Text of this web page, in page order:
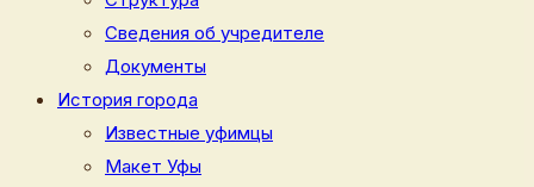
Сведения об учредителе
Документы
История города
Известные уфимцы
Макет Уфы